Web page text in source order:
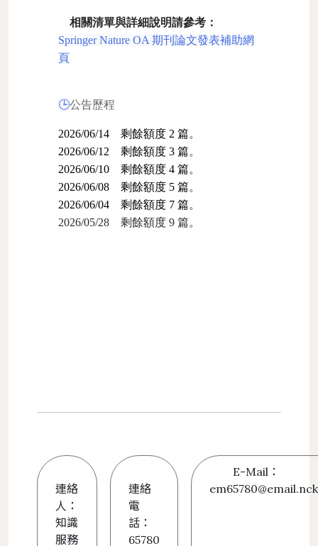
相關清單與詳細說明請參考：
Springer Nature OA 期刊論文發表補助網
頁
🕒公告歷程
2026/06/14 剩餘額度 2 篇。
2026/06/12 剩餘額度 3 篇。
2026/06/10 剩餘額度 4 篇。
2026/06/08 剩餘額度 5 篇。
2026/06/04 剩餘額度 7 篇。
2026/05/28 剩餘額度 9 篇。
連絡
人：
知識
服務
連絡
電
話：
65780
E-Mail：